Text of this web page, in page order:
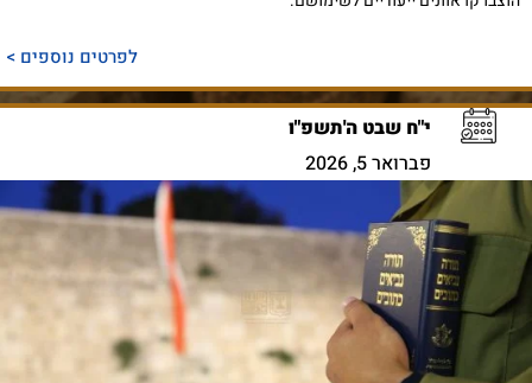
לפרטים נוספים >
י"ח שבט ה'תשפ"ו
פברואר 5, 2026